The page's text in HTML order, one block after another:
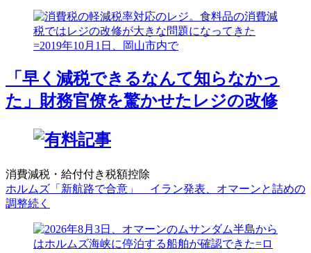
「早く減税できるなんて知らなかっ
た」財務官僚を驚かせたレジの改修
消費減税・給付付き税額控除
ホルムズ「新航路で合意」 イラン発表、オマーンと詰めの
調整続く